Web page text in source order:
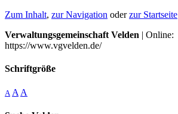
Zum Inhalt, zur Navigation oderzur Startseite
Verwaltungsgemeinschaft Velden | Online:
https://www.vgvelden.de/
Schriftgröße
A A A